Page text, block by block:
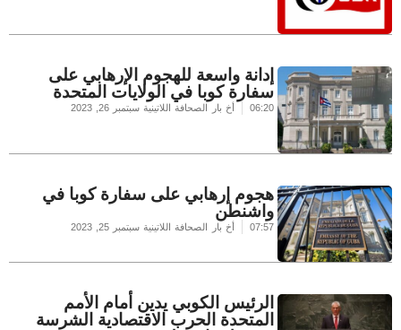
إدانة واسعة للهجوم الإرهابي على
سفارة كوبا في الولايات المتحدة
06:20 أخ بار الصحافة اللاتينية سبتمبر 26, 2023
هجوم إرهابي على سفارة كوبا في
واشنطن
07:57 أخ بار الصحافة اللاتينية سبتمبر 25, 2023
الرئيس الكوبي يدين أمام الأمم
المتحدة الحرب الاقتصادية الشرسة